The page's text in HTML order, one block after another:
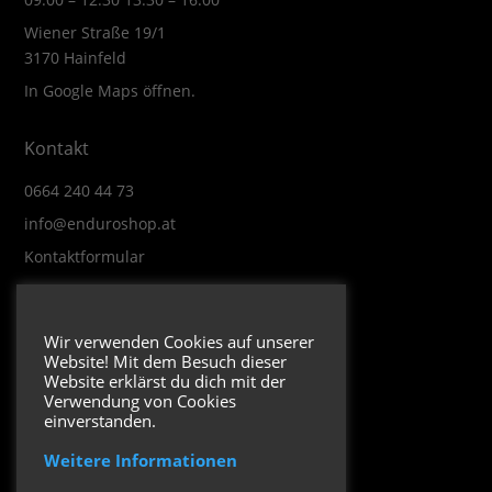
Wiener Straße 19/1
3170 Hainfeld
In Google Maps öffnen.
Kontakt
0664 240 44 73
info@enduroshop.at
Kontaktformular
Impressum
Datenschutzerklärung
Folge uns
Wir verwenden Cookies auf unserer
Website! Mit dem Besuch dieser
Website erklärst du dich mit der
Verwendung von Cookies
einverstanden.
Weitere Informationen